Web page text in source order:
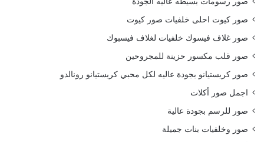
صور كيوت احلى خلفيات صور كيوت
صور غلاف فيسوك خلفيات لغلاف فيسبوك
صور قلب مكسور حزينة للمجروحين
صور كريستيانو بجودة عاليه لكل محبي كريستيانو رونالدو
اجمل صور أكلات
صور للرسم بجودة عالية
صور وخلفيات بنات جميلة